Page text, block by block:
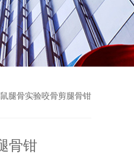
腿骨实验咬骨剪腿骨钳
骨钳